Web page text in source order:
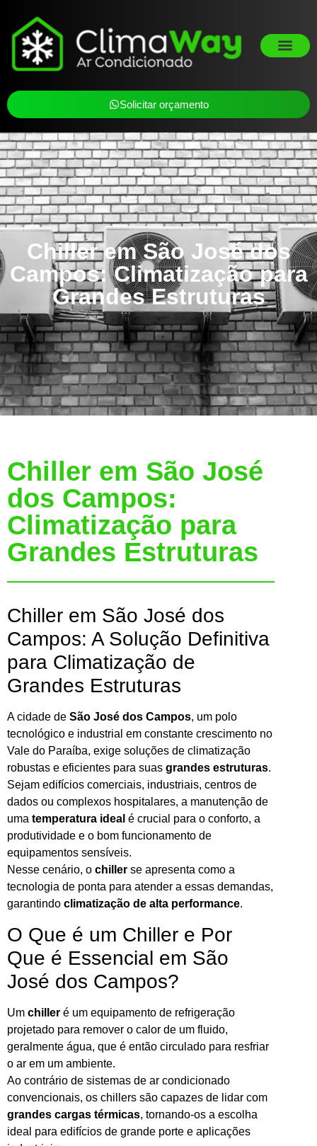
Solicitar orçamento
Chiller em São José dos
Campos: Climatização para
Grandes Estruturas
Chiller em São José
dos Campos:
Climatização para
Grandes Estruturas
Chiller em São José dos
Campos: A Solução Definitiva
para Climatização de
Grandes Estruturas
A cidade de São José dos Campos, um polo
tecnológico e industrial em constante crescimento no
Vale do Paraíba, exige soluções de climatização
robustas e eficientes para suas grandes estruturas.
Sejam edifícios comerciais, industriais, centros de
dados ou complexos hospitalares, a manutenção de
uma temperatura ideal é crucial para o conforto, a
produtividade e o bom funcionamento de
equipamentos sensíveis.
Nesse cenário, o chiller se apresenta como a
tecnologia de ponta para atender a essas demandas,
garantindo climatização de alta performance.
O Que é um Chiller e Por
Que é Essencial em São
José dos Campos?
Um chiller é um equipamento de refrigeração
projetado para remover o calor de um fluido,
geralmente água, que é então circulado para resfriar
o ar em um ambiente.
Ao contrário de sistemas de ar condicionado
convencionais, os chillers são capazes de lidar com
grandes cargas térmicas, tornando-os a escolha
ideal para edifícios de grande porte e aplicações